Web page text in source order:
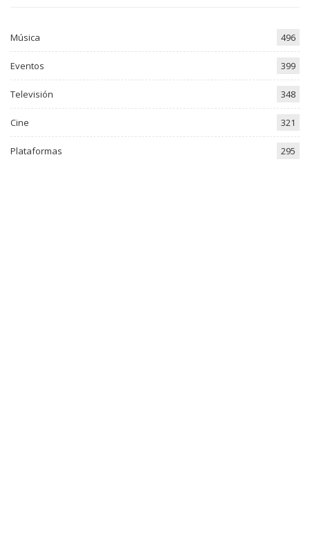
Música 496
Eventos 399
Televisión 348
Cine 321
Plataformas 295